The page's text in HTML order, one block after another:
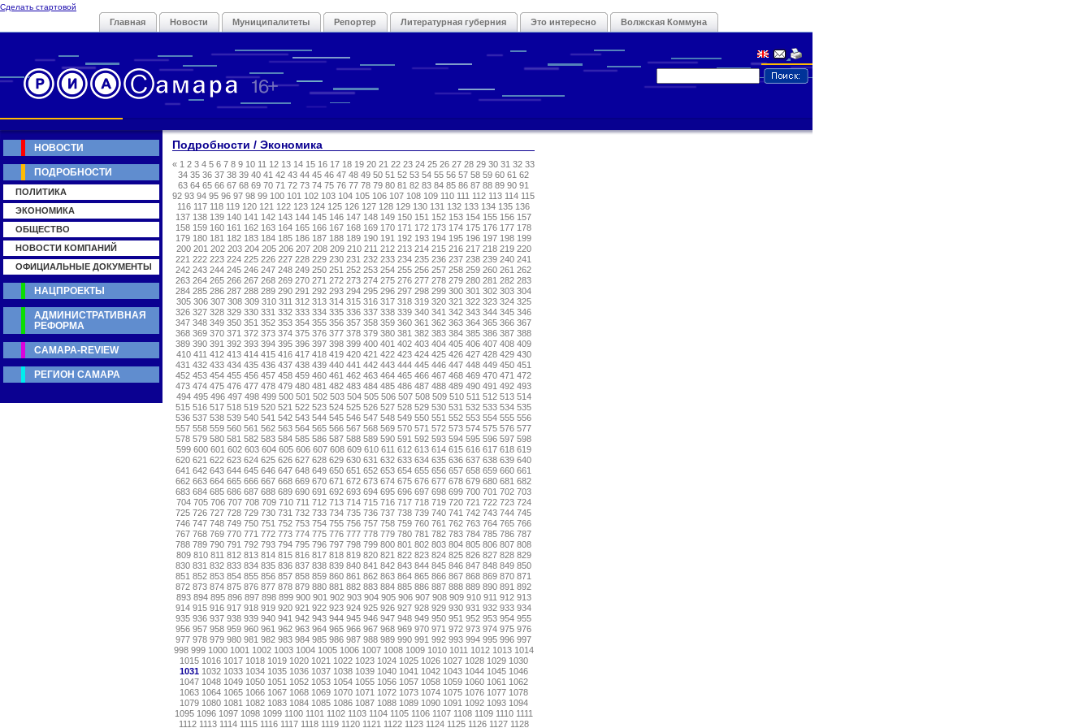
Сделать стартовой
Главная Новости Муниципалитеты Репортер Литературная губерния Это интересно Волжская Коммуна
Подробности / Экономика
« 1 2 3 4 5 6 7 8 9 10 11 12 13 14 15 16 17 18 19 20 21 22 23 24 25 26 27 28 29 30 31 32 33
34 35 36 37 38 39 40 41 42 43 44 45 46 47 48 49 50 51 52 53 54 55 56 57 58 59 60 61 62
63 64 65 66 67 68 69 70 71 72 73 74 75 76 77 78 79 80 81 82 83 84 85 86 87 88 89 90 91
92 93 94 95 96 97 98 99 100 101 102 103 104 105 106 107 108 109 110 111 112 113 114 115
116 117 118 119 120 121 122 123 124 125 126 127 128 129 130 131 132 133 134 135 136
137 138 139 140 141 142 143 144 145 146 147 148 149 150 151 152 153 154 155 156 157
158 159 160 161 162 163 164 165 166 167 168 169 170 171 172 173 174 175 176 177 178
179 180 181 182 183 184 185 186 187 188 189 190 191 192 193 194 195 196 197 198 199
200 201 202 203 204 205 206 207 208 209 210 211 212 213 214 215 216 217 218 219 220
221 222 223 224 225 226 227 228 229 230 231 232 233 234 235 236 237 238 239 240 241
242 243 244 245 246 247 248 249 250 251 252 253 254 255 256 257 258 259 260 261 262
263 264 265 266 267 268 269 270 271 272 273 274 275 276 277 278 279 280 281 282 283
284 285 286 287 288 289 290 291 292 293 294 295 296 297 298 299 300 301 302 303 304
305 306 307 308 309 310 311 312 313 314 315 316 317 318 319 320 321 322 323 324 325
326 327 328 329 330 331 332 333 334 335 336 337 338 339 340 341 342 343 344 345 346
347 348 349 350 351 352 353 354 355 356 357 358 359 360 361 362 363 364 365 366 367
368 369 370 371 372 373 374 375 376 377 378 379 380 381 382 383 384 385 386 387 388
389 390 391 392 393 394 395 396 397 398 399 400 401 402 403 404 405 406 407 408 409
410 411 412 413 414 415 416 417 418 419 420 421 422 423 424 425 426 427 428 429 430
431 432 433 434 435 436 437 438 439 440 441 442 443 444 445 446 447 448 449 450 451
452 453 454 455 456 457 458 459 460 461 462 463 464 465 466 467 468 469 470 471 472
473 474 475 476 477 478 479 480 481 482 483 484 485 486 487 488 489 490 491 492 493
494 495 496 497 498 499 500 501 502 503 504 505 506 507 508 509 510 511 512 513 514
515 516 517 518 519 520 521 522 523 524 525 526 527 528 529 530 531 532 533 534 535
536 537 538 539 540 541 542 543 544 545 546 547 548 549 550 551 552 553 554 555 556
557 558 559 560 561 562 563 564 565 566 567 568 569 570 571 572 573 574 575 576 577
578 579 580 581 582 583 584 585 586 587 588 589 590 591 592 593 594 595 596 597 598
599 600 601 602 603 604 605 606 607 608 609 610 611 612 613 614 615 616 617 618 619
620 621 622 623 624 625 626 627 628 629 630 631 632 633 634 635 636 637 638 639 640
641 642 643 644 645 646 647 648 649 650 651 652 653 654 655 656 657 658 659 660 661
662 663 664 665 666 667 668 669 670 671 672 673 674 675 676 677 678 679 680 681 682
683 684 685 686 687 688 689 690 691 692 693 694 695 696 697 698 699 700 701 702 703
704 705 706 707 708 709 710 711 712 713 714 715 716 717 718 719 720 721 722 723 724
725 726 727 728 729 730 731 732 733 734 735 736 737 738 739 740 741 742 743 744 745
746 747 748 749 750 751 752 753 754 755 756 757 758 759 760 761 762 763 764 765 766
767 768 769 770 771 772 773 774 775 776 777 778 779 780 781 782 783 784 785 786 787
788 789 790 791 792 793 794 795 796 797 798 799 800 801 802 803 804 805 806 807 808
809 810 811 812 813 814 815 816 817 818 819 820 821 822 823 824 825 826 827 828 829
830 831 832 833 834 835 836 837 838 839 840 841 842 843 844 845 846 847 848 849 850
851 852 853 854 855 856 857 858 859 860 861 862 863 864 865 866 867 868 869 870 871
872 873 874 875 876 877 878 879 880 881 882 883 884 885 886 887 888 889 890 891 892
893 894 895 896 897 898 899 900 901 902 903 904 905 906 907 908 909 910 911 912 913
914 915 916 917 918 919 920 921 922 923 924 925 926 927 928 929 930 931 932 933 934
935 936 937 938 939 940 941 942 943 944 945 946 947 948 949 950 951 952 953 954 955
956 957 958 959 960 961 962 963 964 965 966 967 968 969 970 971 972 973 974 975 976
977 978 979 980 981 982 983 984 985 986 987 988 989 990 991 992 993 994 995 996 997
998 999 1000 1001 1002 1003 1004 1005 1006 1007 1008 1009 1010 1011 1012 1013 1014
1015 1016 1017 1018 1019 1020 1021 1022 1023 1024 1025 1026 1027 1028 1029 1030
1031 1032 1033 1034 1035 1036 1037 1038 1039 1040 1041 1042 1043 1044 1045 1046
1047 1048 1049 1050 1051 1052 1053 1054 1055 1056 1057 1058 1059 1060 1061 1062
1063 1064 1065 1066 1067 1068 1069 1070 1071 1072 1073 1074 1075 1076 1077 1078
1079 1080 1081 1082 1083 1084 1085 1086 1087 1088 1089 1090 1091 1092 1093 1094
1095 1096 1097 1098 1099 1100 1101 1102 1103 1104 1105 1106 1107 1108 1109 1110 1111
1112 1113 1114 1115 1116 1117 1118 1119 1120 1121 1122 1123 1124 1125 1126 1127 1128
НОВОСТИ
ПОДРОБНОСТИ
ПОЛИТИКА
ЭКОНОМИКА
ОБЩЕСТВО
НОВОСТИ КОМПАНИЙ
ОФИЦИАЛЬНЫЕ ДОКУМЕНТЫ
НАЦПРОЕКТЫ
АДМИНИСТРАТИВНАЯ
РЕФОРМА
САМАРА-REVIEW
РЕГИОН САМАРА